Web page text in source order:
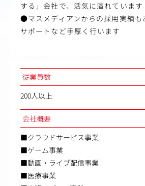
する」会社で、活気に溢れています
●マスメディアンからの採用実績も
サポートなど手厚く行います
従業員数
200人以上
会社概要
■クラウドサービス事業
■ゲーム事業
■動画・ライブ配信事業
■医療事業